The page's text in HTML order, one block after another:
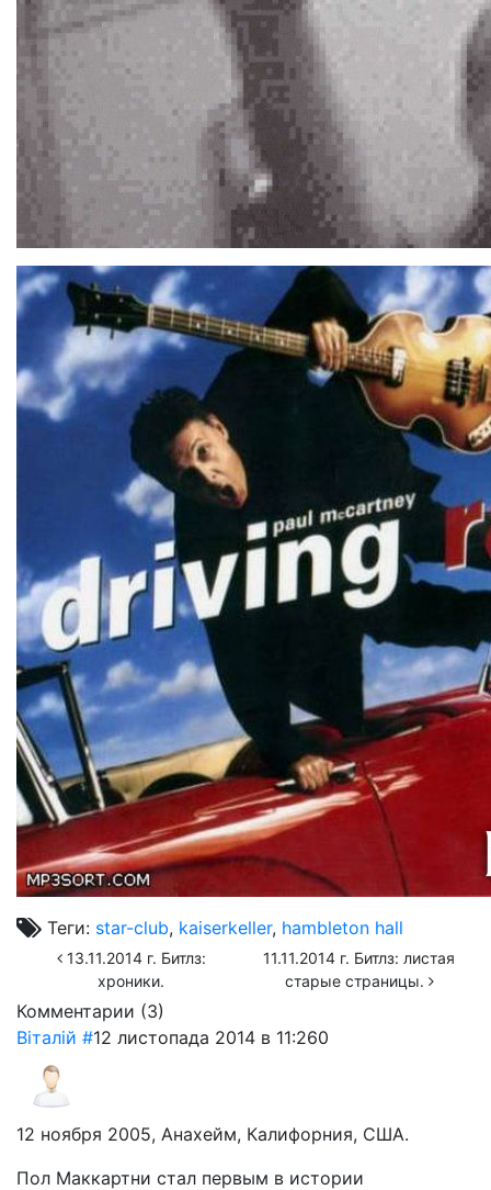
Теги: star-club, kaiserkeller, hambleton hall
13.11.2014 г. Битлз:
хроники.
11.11.2014 г. Битлз: листая
старые страницы.
Комментарии (3)
Віталій #12 листопада 2014 в 11:260
12 ноября 2005, Анахейм, Калифорния, США.
Пол Маккартни стал первым в истории